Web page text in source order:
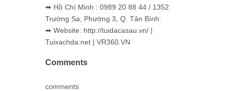
➡ Hồ Chí Minh : 0989 20 88 44 / 1352
Trường Sa, Phường 3, Q. Tân Bình.
➡ Website: http://tuidacasau.vn/ |
Tuixachda.net | VR360.VN
Comments
comments